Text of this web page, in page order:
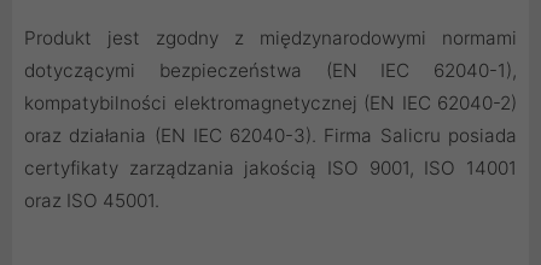
Produkt jest zgodny z międzynarodowymi normami
dotyczącymi bezpieczeństwa (EN IEC 62040-1),
kompatybilności elektromagnetycznej (EN IEC 62040-2)
oraz działania (EN IEC 62040-3). Firma Salicru posiada
certyfikaty zarządzania jakością ISO 9001, ISO 14001
oraz ISO 45001.